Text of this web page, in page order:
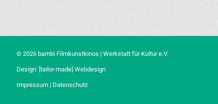
© 2026 bambi Filmkunstkinos | Werkstatt für Kultur e.V.
Design: [tailor-made] Webdesign
Impressum| Datenschutz